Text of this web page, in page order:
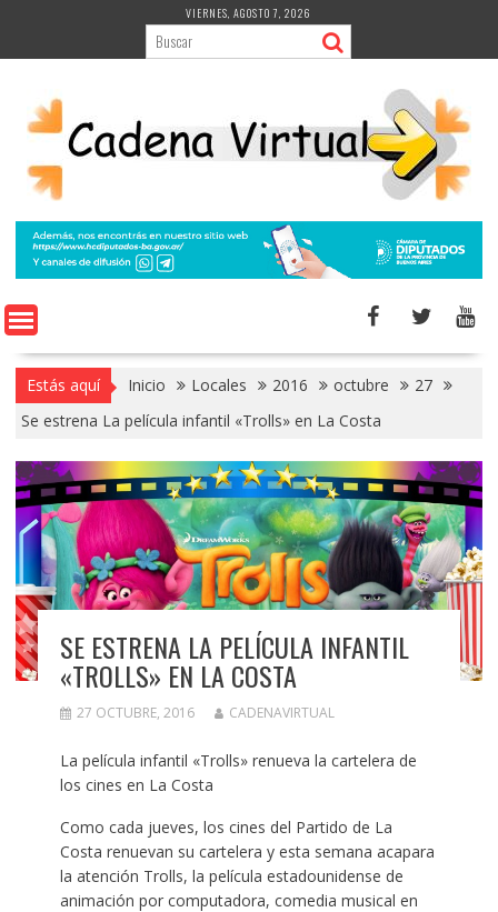
contenido
VIERNES, AGOSTO 7, 2026
Estás aquí Inicio Locales 2016 octubre
27
Se estrena La película infantil «Trolls» en La Costa
SE ESTRENA LA PELÍCULA INFANTIL
«TROLLS» EN LA COSTA
27 OCTUBRE, 2016 CADENAVIRTUAL
La película infantil «Trolls» renueva la cartelera de
los cines en La Costa
Como cada jueves, los cines del Partido de La
Costa renuevan su cartelera y esta semana acapara
la atención Trolls, la película estadounidense de
animación por computadora, comedia musical en